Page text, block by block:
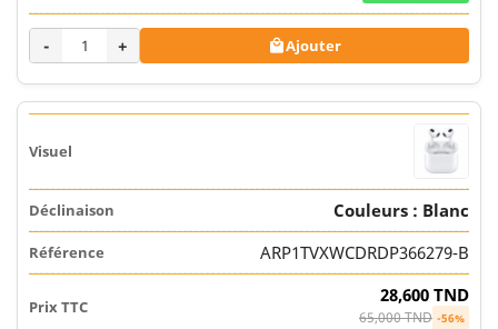
- + Ajouter
Couleurs : Blanc
ARP1TVXWCDRDP366279-B
28,600 TND
65,000 TND -56%